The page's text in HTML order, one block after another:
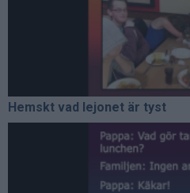
Hemskt vad lejonet är tyst